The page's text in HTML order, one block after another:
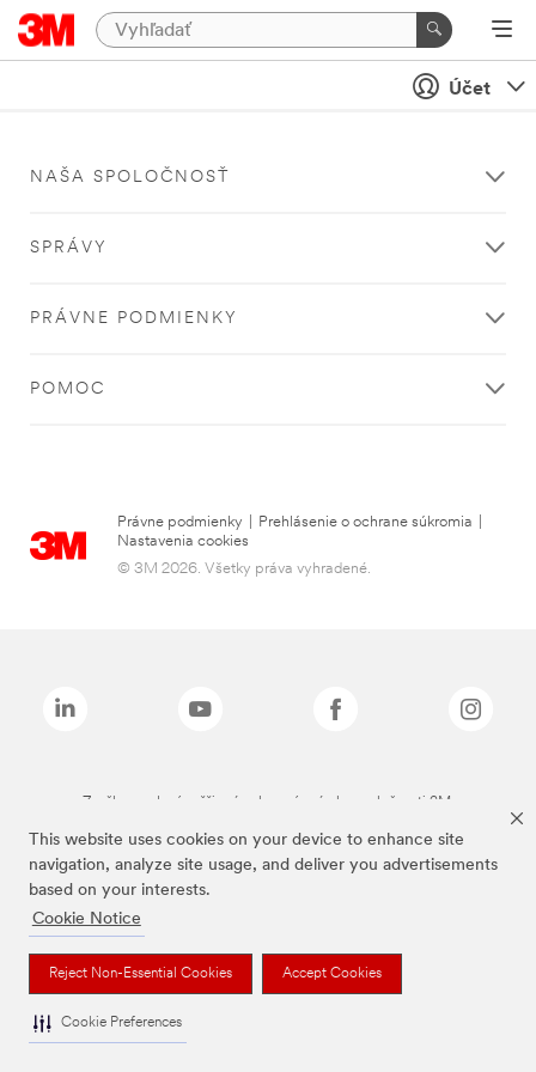
This website uses cookies on your device to enhance site
navigation, analyze site usage, and deliver you advertisements
based on your interests.
Cookie Notice
Reject Non-Essential Cookies Accept Cookies
Cookie Preferences
Účet
NAŠA SPOLOČNOSŤ
SPRÁVY
PRÁVNE PODMIENKY
POMOC
Právne podmienky Prehlásenie o ochrane súkromia
Nastavenia cookies
© 3M 2026. Všetky práva vyhradené.
Značky uvedené vyššie sú ochranné známky spoločnosti 3M.